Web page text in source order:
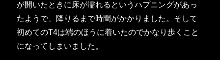
が開いたときに床が濡れるというハプニングがあっ
たようで、降りるまで時間がかかりました。そして
初めてのT4は端のほうに着いたのでかなり歩くこと
になってしまいました。